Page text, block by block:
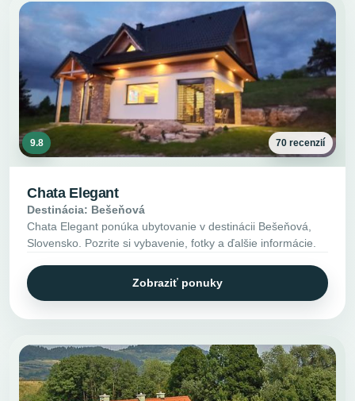
9.8 70 recenzií
Chata Elegant
Destinácia: Bešeňová
Chata Elegant ponúka ubytovanie v destinácii Bešeňová,
Slovensko. Pozrite si vybavenie, fotky a ďalšie informácie.
Zobraziť ponuky